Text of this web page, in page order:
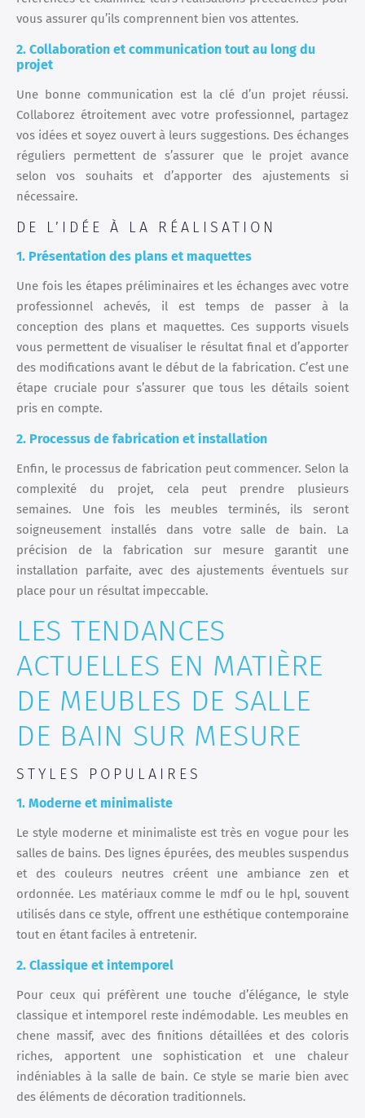
vous assurer qu’ils comprennent bien vos attentes.
2. Collaboration et communication tout au long du
projet
Une bonne communication est la clé d’un projet réussi.
Collaborez étroitement avec votre professionnel, partagez
vos idées et soyez ouvert à leurs suggestions. Des échanges
réguliers permettent de s’assurer que le projet avance
selon vos souhaits et d’apporter des ajustements si
nécessaire.
DE L’IDÉE À LA RÉALISATION
1. Présentation des plans et maquettes
Une fois les étapes préliminaires et les échanges avec votre
professionnel achevés, il est temps de passer à la
conception des plans et maquettes. Ces supports visuels
vous permettent de visualiser le résultat final et d’apporter
des modifications avant le début de la fabrication. C’est une
étape cruciale pour s’assurer que tous les détails soient
pris en compte.
2. Processus de fabrication et installation
Enfin, le processus de fabrication peut commencer. Selon la
complexité du projet, cela peut prendre plusieurs
semaines. Une fois les meubles terminés, ils seront
soigneusement installés dans votre salle de bain. La
précision de la fabrication sur mesure garantit une
installation parfaite, avec des ajustements éventuels sur
place pour un résultat impeccable.
LES TENDANCES
ACTUELLES EN MATIÈRE
DE MEUBLES DE SALLE
DE BAIN SUR MESURE
STYLES POPULAIRES
1. Moderne et minimaliste
Le style moderne et minimaliste est très en vogue pour les
salles de bains. Des lignes épurées, des meubles suspendus
et des couleurs neutres créent une ambiance zen et
ordonnée. Les matériaux comme le mdf ou le hpl, souvent
utilisés dans ce style, offrent une esthétique contemporaine
tout en étant faciles à entretenir.
2. Classique et intemporel
Pour ceux qui préfèrent une touche d’élégance, le style
classique et intemporel reste indémodable. Les meubles en
chene massif, avec des finitions détaillées et des coloris
riches, apportent une sophistication et une chaleur
indéniables à la salle de bain. Ce style se marie bien avec
des éléments de décoration traditionnels.